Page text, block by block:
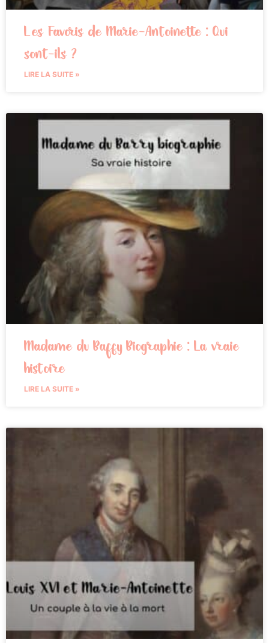
Les Favoris de Marie-Antoinette : Qui
sont-ils ?
LIRE LA SUITE »
Madame du Barry Biographie : La vraie
histoire
LIRE LA SUITE »